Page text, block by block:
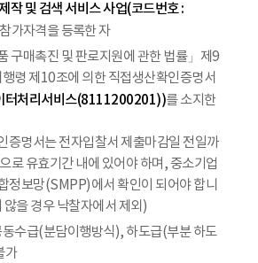
작 및 검색 서비스 사업(코드번호 :
가자격을 등록한 자
구매촉진 및 판로지원에 관한 법률」제9
행령 제10조에 의한 직접생산확인증명서
터처리서비스(8111200201))를 소지한
증명서는 전자입찰서 제출마감일 전일까
로 유효기간 내에 있어야 하며, 중소기업
정보망(SMPP)에서 확인이 되어야 합니
않을 경우 낙찰자에서 제외)
동수급(분담이행방식), 하도급(부분 하도
가